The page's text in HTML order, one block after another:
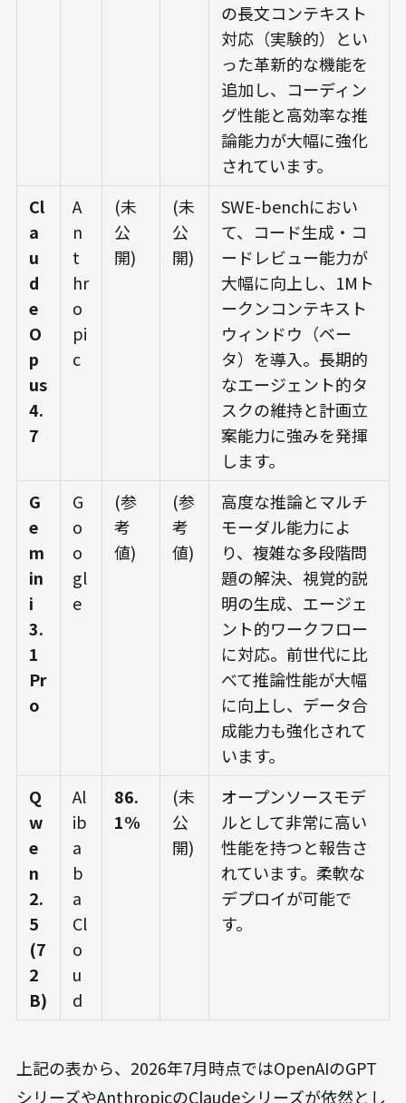
の長文コンテキスト
対応（実験的）とい
った革新的な機能を
追加し、コーディン
グ性能と高効率な推
論能力が大幅に強化
されています。
Cl
a
u
d
e
O
p
us
4.
7
A
n
t
hr
o
pi
c
(未
公
開)
(未
公
開)
SWE-benchにおい
て、コード生成・コ
ードレビュー能力が
大幅に向上し、1Mト
ークンコンテキスト
ウィンドウ（ベー
タ）を導入。長期的
なエージェント的タ
スクの維持と計画立
案能力に強みを発揮
します。
G
e
m
in
i
3.
1
Pr
o
G
o
o
gl
e
(参
考
値)
(参
考
値)
高度な推論とマルチ
モーダル能力によ
り、複雑な多段階問
題の解決、視覚的説
明の生成、エージェ
ント的ワークフロー
に対応。前世代に比
べて推論性能が大幅
に向上し、データ合
成能力も強化されて
います。
Q
w
e
n
2.
5
(7
2
B)
Al
ib
a
b
a
Cl
o
u
d
86.
1%
(未
公
開)
オープンソースモデ
ルとして非常に高い
性能を持つと報告さ
れています。柔軟な
デプロイが可能で
す。
上記の表から、2026年7月時点ではOpenAIのGPT
シリーズやAnthropicのClaudeシリーズが依然とし